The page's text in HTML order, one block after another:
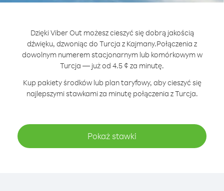
Dzięki Viber Out możesz cieszyć się dobrą jakością
dźwięku, dzwoniąc do Turcja z Kajmany.Połączenia z
dowolnym numerem stacjonarnym lub komórkowym w
Turcja — już od 4.5 ¢ za minutę.
Kup pakiety środków lub plan taryfowy, aby cieszyć się
najlepszymi stawkami za minutę połączenia z Turcja.
Pokaż stawki